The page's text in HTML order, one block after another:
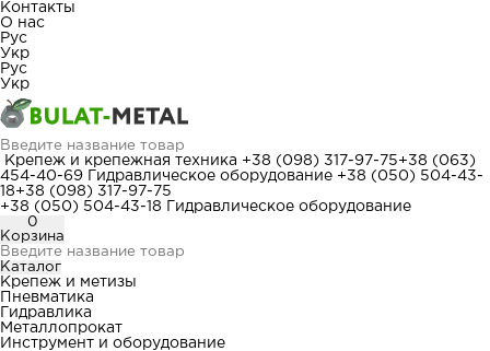
Контакты
О нас
Рус
Укр
Рус
Укр
Крепеж и крепежная техника +38 (098) 317-97-75+38 (063)
454-40-69
Гидравлическое оборудование +38 (050) 504-43-
18+38 (098) 317-97-75
+38 (050) 504-43-18
Гидравлическое оборудование
0
Корзина
Каталог
Крепеж и метизы
Пневматика
Гидравлика
Металлопрокат
Инструмент и оборудование